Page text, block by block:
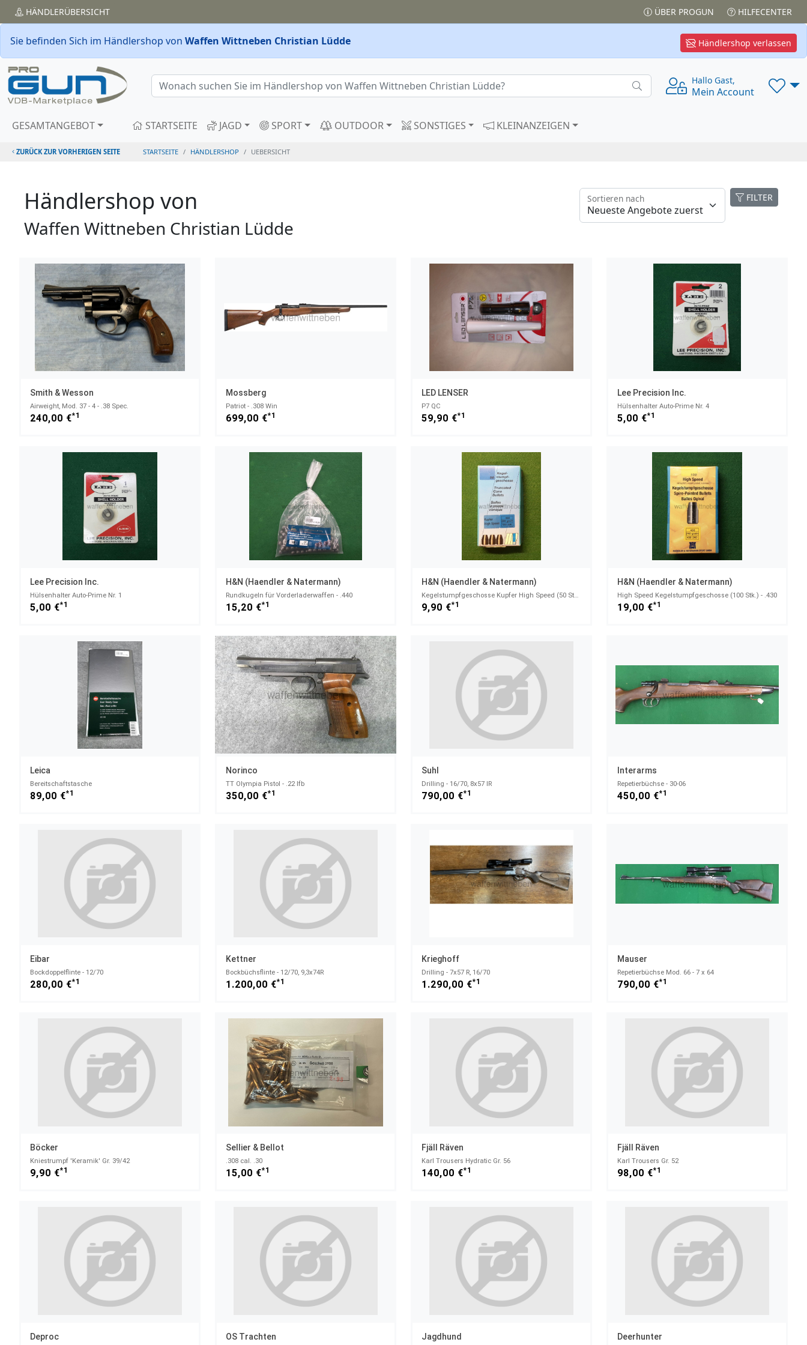
HÄNDLERÜBERSICHT ÜBER PROGUN HILFECENTER
Händlershop verlassen
Sie befinden Sich im Händlershop von Waffen Wittneben Christian Lüdde
Hallo Gast,
Mein Account
GESAMTANGEBOT STARTSEITE JAGD SPORT OUTDOOR SONSTIGES KLEINANZEIGEN
ZURÜCK ZUR VORHERIGEN SEITE STARTSEITE HÄNDLERSHOP UEBERSICHT
Händlershop von
Waffen Wittneben Christian Lüdde
FILTER
Sortieren nach
Smith & Wesson
Airweight, Mod. 37 - 4 - .38 Spec.
240,00 €*1
Mossberg
Patriot - .308 Win
699,00 €*1
LED LENSER
P7 QC
59,90 €*1
Lee Precision Inc.
Hülsenhalter Auto-Prime Nr. 4
5,00 €*1
Lee Precision Inc.
Hülsenhalter Auto-Prime Nr. 1
5,00 €*1
H&N (Haendler & Natermann)
Rundkugeln für Vorderladerwaffen - .440
15,20 €*1
H&N (Haendler & Natermann)
9,90 €*1
H&N (Haendler & Natermann)
High Speed Kegelstumpfgeschosse (100 Stk.) - .430
19,00 €*1
Leica
Bereitschaftstasche
89,00 €*1
Norinco
TT Olympia Pistol - .22 lfb
350,00 €*1
Suhl
Drilling - 16/70, 8x57 IR
790,00 €*1
Interarms
Repetierbüchse - 30-06
450,00 €*1
Eibar
Bockdoppelflinte - 12/70
280,00 €*1
Kettner
Bockbüchsflinte - 12/70, 9,3x74R
1.200,00 €*1
Krieghoff
Drilling - 7x57 R, 16/70
1.290,00 €*1
Mauser
Repetierbüchse Mod. 66 - 7 x 64
790,00 €*1
Böcker
Kniestrumpf 'Keramik' Gr. 39/42
9,90 €*1
Sellier & Bellot
.308 cal. .30
15,00 €*1
Fjäll Räven
Karl Trousers Hydratic Gr. 56
140,00 €*1
Fjäll Räven
Karl Trousers Gr. 52
98,00 €*1
Deproc OS Trachten Jagdhund Deerhunter